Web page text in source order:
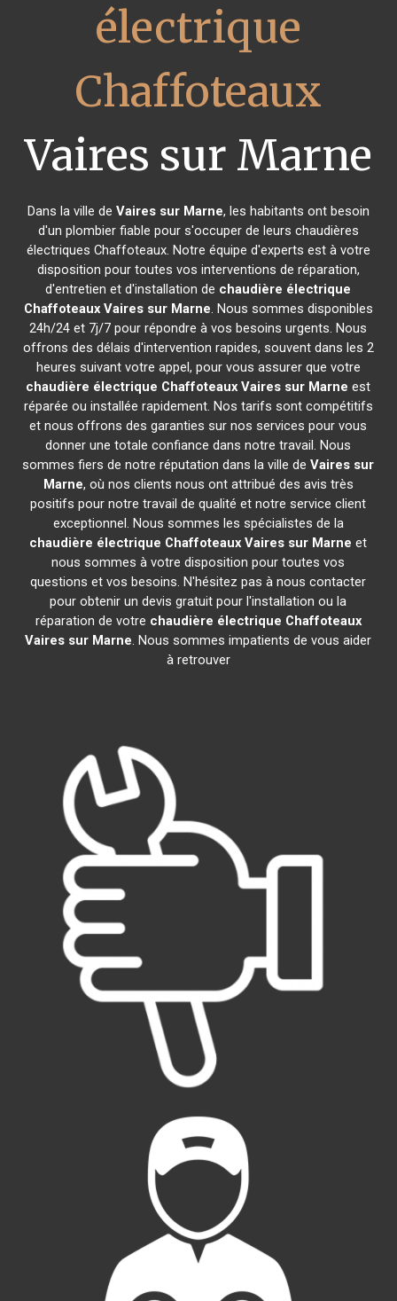
électrique
Chaffoteaux
Vaires sur Marne
Dans la ville de Vaires sur Marne, les habitants ont besoin
d'un plombier fiable pour s'occuper de leurs chaudières
électriques Chaffoteaux. Notre équipe d'experts est à votre
disposition pour toutes vos interventions de réparation,
d'entretien et d'installation de chaudière électrique
Chaffoteaux Vaires sur Marne. Nous sommes disponibles
24h/24 et 7j/7 pour répondre à vos besoins urgents. Nous
offrons des délais d'intervention rapides, souvent dans les 2
heures suivant votre appel, pour vous assurer que votre
chaudière électrique Chaffoteaux Vaires sur Marne est
réparée ou installée rapidement. Nos tarifs sont compétitifs
et nous offrons des garanties sur nos services pour vous
donner une totale confiance dans notre travail. Nous
sommes fiers de notre réputation dans la ville deVaires sur
Marne, où nos clients nous ont attribué des avis très
positifs pour notre travail de qualité et notre service client
exceptionnel. Nous sommes les spécialistes de la
chaudière électrique Chaffoteaux Vaires sur Marne et
nous sommes à votre disposition pour toutes vos
questions et vos besoins. N'hésitez pas à nous contacter
pour obtenir un devis gratuit pour l'installation ou la
réparation de votre chaudière électrique Chaffoteaux
Vaires sur Marne. Nous sommes impatients de vous aider
à retrouver